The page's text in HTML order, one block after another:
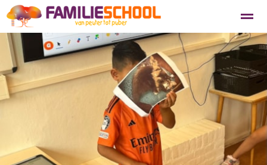
Aanmelden nieuwe leerlingen Blosse Tevredenheidsenquête
Locatie Zoeken